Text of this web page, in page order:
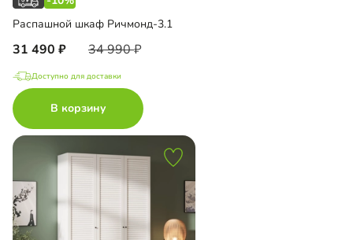
Распашной шкаф Ричмонд-3.1
31 490 34 990
Доступно для доставки
В корзину